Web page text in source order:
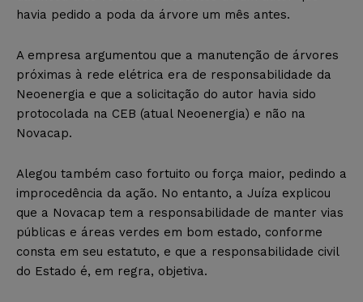
havia pedido a poda da árvore um mês antes.
A empresa argumentou que a manutenção de árvores
próximas à rede elétrica era de responsabilidade da
Neoenergia e que a solicitação do autor havia sido
protocolada na CEB (atual Neoenergia) e não na
Novacap.
Alegou também caso fortuito ou força maior, pedindo a
improcedência da ação. No entanto, a Juíza explicou
que a Novacap tem a responsabilidade de manter vias
públicas e áreas verdes em bom estado, conforme
consta em seu estatuto, e que a responsabilidade civil
do Estado é, em regra, objetiva.